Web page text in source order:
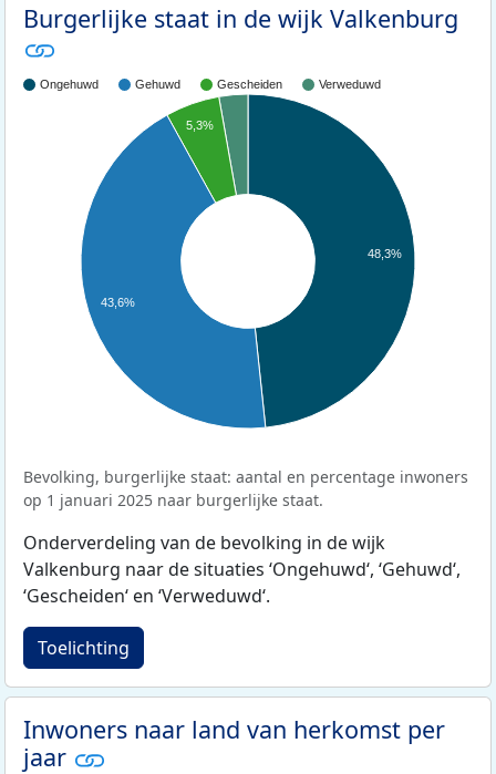
Burgerlijke staat in de wijk Valkenburg
Ongehuwd Gehuwd Gescheiden Verweduwd
48,3%
5,3%
43,6%
Bevolking, burgerlijke staat: aantal en percentage inwoners
op 1 januari 2025 naar burgerlijke staat.
Onderverdeling van de bevolking in de wijk
Valkenburg naar de situaties ‘Ongehuwd‘, ‘Gehuwd‘,
‘Gescheiden‘ en ‘Verweduwd‘.
Toelichting
Inwoners naar land van herkomst per
jaar